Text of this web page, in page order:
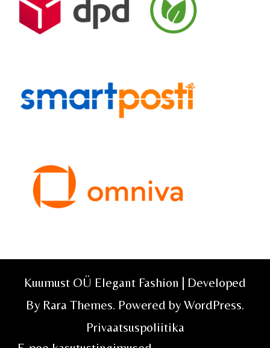
Kuumust OÜ Elegant Fashion | Developed
By Rara Themes. Powered by WordPress.
Privaatsuspoliitika